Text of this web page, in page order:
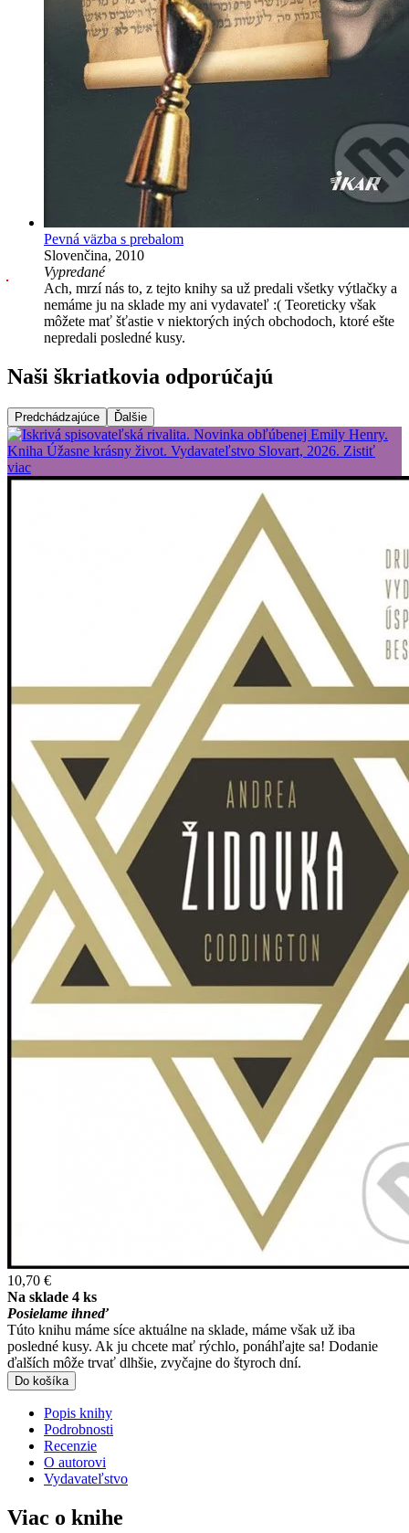
Pevná väzba s prebalom
Slovenčina, 2010
Vypredané
Ach, mrzí nás to, z tejto knihy sa už predali všetky výtlačky a
nemáme ju na sklade my ani vydavateľ :( Teoreticky však
môžete mať šťastie v niektorých iných obchodoch, ktoré ešte
nepredali posledné kusy.
Naši škriatkovia odporúčajú
Predchádzajúce Ďalšie
10,70 €
Na sklade 4 ks
Posielame ihneď
Túto knihu máme síce aktuálne na sklade, máme však už iba
posledné kusy. Ak ju chcete mať rýchlo, ponáhľajte sa! Dodanie
ďalších môže trvať dlhšie, zvyčajne do štyroch dní.
Do košíka
Popis knihy
Podrobnosti
Recenzie
O autorovi
Vydavateľstvo
Viac o knihe